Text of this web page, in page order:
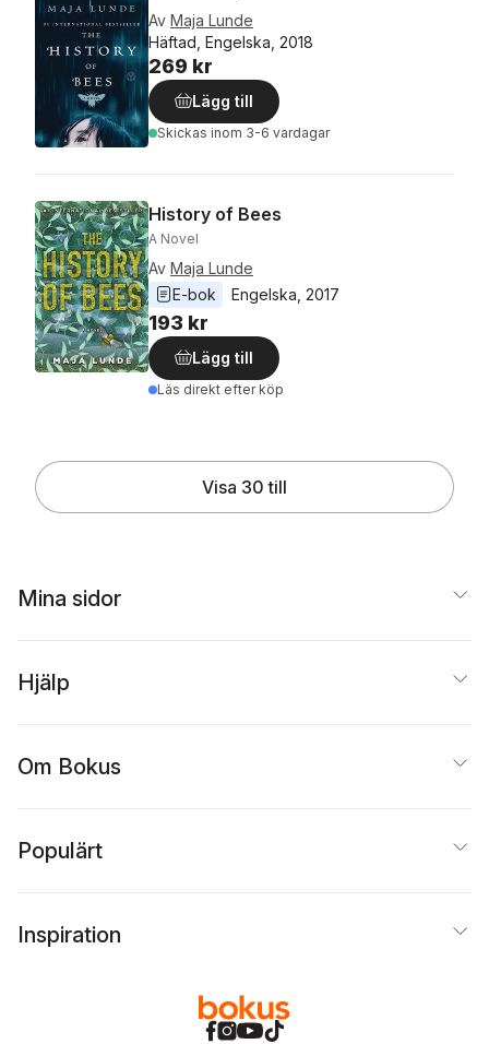
Av Maja Lunde
Häftad, Engelska, 2018
269 kr
Lägg till
Skickas inom 3-6 vardagar
History of Bees
A Novel
Av Maja Lunde
E-bok
Engelska 2017
193 kr
Lägg till
Läs direkt efter köp
Visa 30 till
Mina sidor
Hjälp
Om Bokus
Populärt
Inspiration